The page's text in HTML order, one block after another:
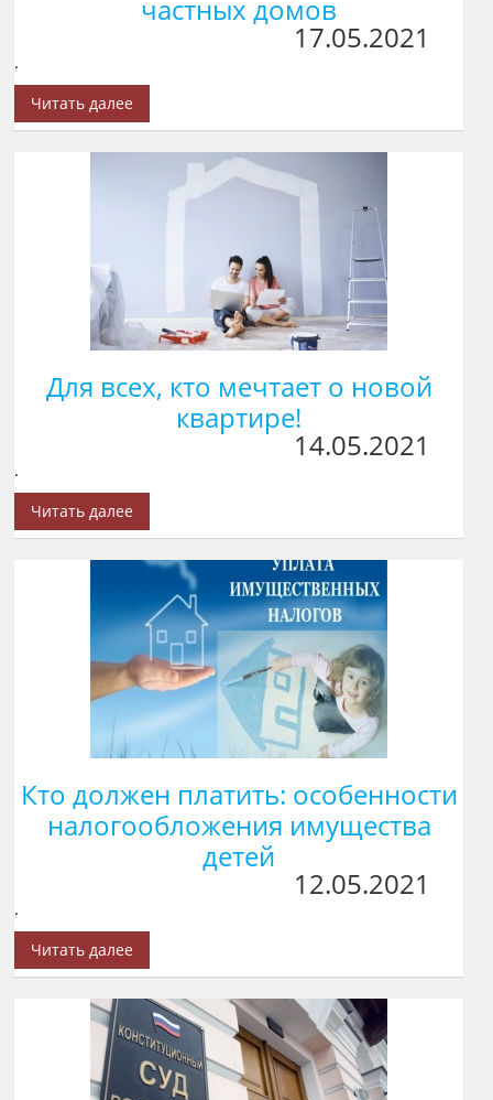
частных домов
17.05.2021
.
Читать далее
Для всех, кто мечтает о новой
квартире!
14.05.2021
.
Читать далее
Кто должен платить: особенности
налогообложения имущества
детей
12.05.2021
.
Читать далее